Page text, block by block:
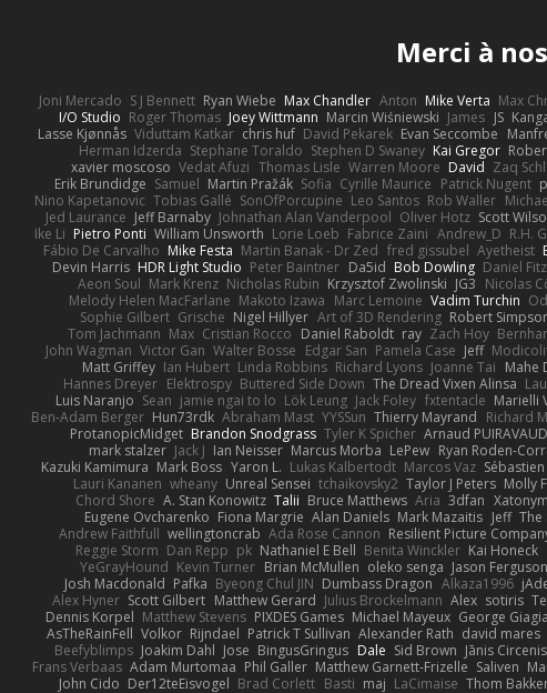
Merci à nos
Joni Mercado S J Bennett Ryan Wiebe Max Chandler Anton Mike Verta Max
I/O Studio Roger Thomas Joey Wittmann Marcin Wiśniewski James JS
Lasse Kjønnås Viduttam Katkar chris huf David Pekarek Evan Seccombe
Herman Idzerda Stephane Toraldo Stephen D Swaney Kai Gregor
xavier moscoso Vedat Afuzi Thomas Lisle Warren Moore David Zaq
Erik Brundidge Samuel Martin Pražák Sofia Cyrille Maurice Patrick Nugent
Nino Kapetanovic Tobias Gallé SonOfPorcupine Leo Santos Rob Waller
Jed Laurance Jeff Barnaby Johnathan Alan Vanderpool Oliver Hotz Scott
Ike Li Pietro Ponti William Unsworth Lorie Loeb Fabrice Zaini Andrew_D R.H.
Fábio De Carvalho Mike Festa Martin Banak - Dr Zed fred gissubel Ayetheist
Devin Harris HDR Light Studio Peter Baintner Da5id Bob Dowling Daniel
Aeon Soul Mark Krenz Nicholas Rubin Krzysztof Zwolinski JG3 Nicolas
Melody Helen MacFarlane Makoto Izawa Marc Lemoine Vadim Turchin
Sophie Gilbert Grische Nigel Hillyer Art of 3D Rendering Robert
Tom Jachmann Max Cristian Rocco Daniel Raboldt ray Zach Hoy
John Wagman Victor Gan Walter Bosse Edgar San Pamela Case Jeff
Matt Griffey Ian Hubert Linda Robbins Richard Lyons Joanne Tai Mahe
Hannes Dreyer Elektrospy Buttered Side Down The Dread Vixen Alinsa
Luis Naranjo Sean jamie ngai to lo Lök Leung Jack Foley fxtentacle Marielli
Ben-Adam Berger Hun73rdk Abraham Mast YYSSun Thierry Mayrand Richard
ProtanopicMidget Brandon Snodgrass Tyler K Spicher Arnaud PUIRAVAUD
mark stalzer Jack J Ian Neisser Marcus Morba LePew Ryan Roden-
Kazuki Kamimura Mark Boss Yaron L. Lukas Kalbertodt Marcos Vaz
Lauri Kananen wheany Unreal Sensei tchaikovsky2 Taylor J Peters Molly
Chord Shore A. Stan Konowitz Talii Bruce Matthews Aria 3dfan Xatonym
Eugene Ovcharenko Fiona Margrie Alan Daniels Mark Mazaitis Jeff The
Andrew Faithfull wellingtoncrab Ada Rose Cannon Resilient Picture
Reggie Storm Dan Repp pk Nathaniel E Bell Benita Winckler Kai Honeck
YeGrayHound Kevin Turner Brian McMullen oleko senga Jason Ferguson
Josh Macdonald Pafka Byeong Chul JIN Dumbass Dragon Alkaza1996
Alex Hyner Scott Gilbert Matthew Gerard Julius Brockelmann Alex sotiris
Dennis Korpel Matthew Stevens PIXDES Games Michael Mayeux George
AsTheRainFell Volkor Rijndael Patrick T Sullivan Alexander Rath david mares
Beefyblimps Joakim Dahl Jose BingusGringus Dale Sid Brown Jānis Circenis
Frans Verbaas Adam Murtomaa Phil Galler Matthew Garnett-Frizelle Saliven
John Cido Der12teEisvogel Brad Corlett Basti maj LaCimaise Thom